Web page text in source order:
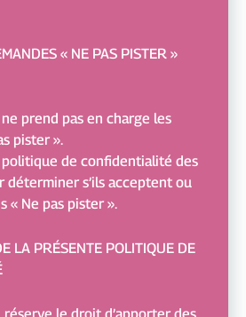
« NE PAS PISTER »
prend pas en charge les
pister ».
politique de confidentialité des
déterminer s’ils acceptent ou
« Ne pas pister ».
LA PRÉSENTE POLITIQUE DE
le droit d’apporter des